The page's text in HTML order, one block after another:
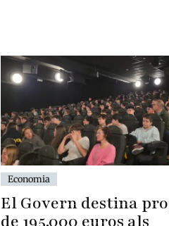
Economia
El Govern destina
de 195.000 euros als